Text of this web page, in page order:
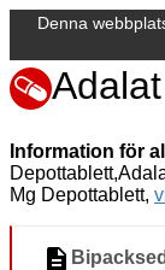
Denna
Information för
Mg Depottablett,